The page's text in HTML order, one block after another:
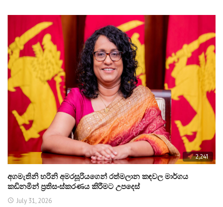
2,241
අගමැතිනි හරිනි අමරසූරියගෙන් රත්මලාන කඳවල මාර්ගය
කඩිනමින් ප්‍රතිසංස්කරණය කිරීමට උපදෙස්
July 31, 2026